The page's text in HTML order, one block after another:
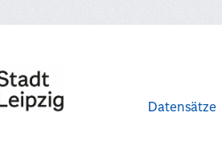
Datensätze